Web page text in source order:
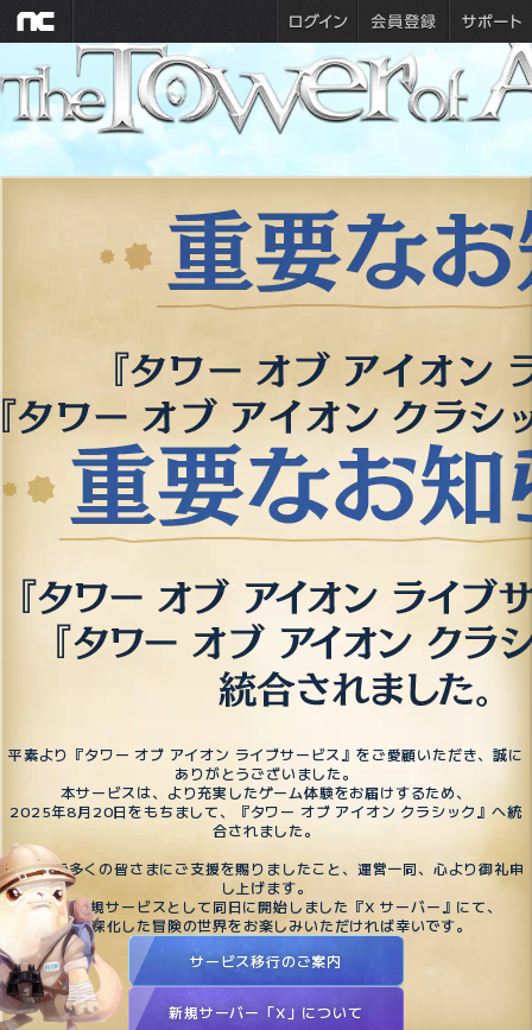
平素より『タワー オブ アイオン ライブサービス』をご愛顧いただき、誠に
ありがとうございました。
本サービスは、より充実したゲーム体験をお届けするため、
2025年8月20日をもちまして、『タワー オブ アイオン クラシック』へ統
合されました。
これまで多くの皆さまにご支援を賜りましたこと、運営一同、心より御礼申
し上げます。
今後は新規サービスとして同日に開始しました『X サーバー』にて、
より深化した冒険の世界をお楽しみいただければ幸いです。
サービス移行のご案内
新規サーバー「X」について